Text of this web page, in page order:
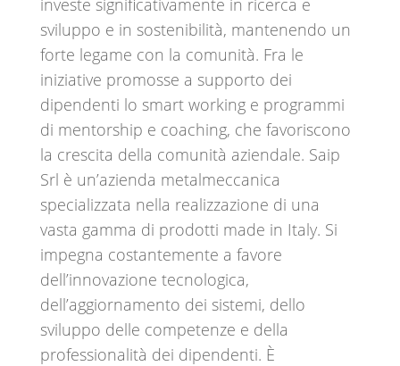
investe significativamente in ricerca e
sviluppo e in sostenibilità, mantenendo un
forte legame con la comunità. Fra le
iniziative promosse a supporto dei
dipendenti lo smart working e programmi
di mentorship e coaching, che favoriscono
la crescita della comunità aziendale. Saip
Srl è un’azienda metalmeccanica
specializzata nella realizzazione di una
vasta gamma di prodotti made in Italy. Si
impegna costantemente a favore
dell’innovazione tecnologica,
dell’aggiornamento dei sistemi, dello
sviluppo delle competenze e della
professionalità dei dipendenti. È